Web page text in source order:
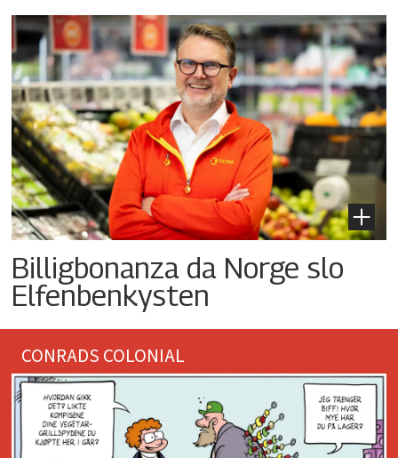
Billigbonanza da Norge slo
Elfenbenkysten
CONRADS COLONIAL